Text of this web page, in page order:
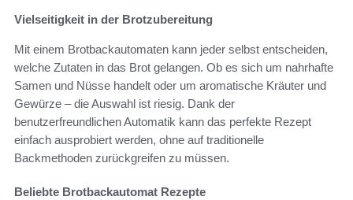
Vielseitigkeit in der Brotzubereitung
Mit einem Brotbackautomaten kann jeder selbst entscheiden,
welche Zutaten in das Brot gelangen. Ob es sich um nahrhafte
Samen und Nüsse handelt oder um aromatische Kräuter und
Gewürze – die Auswahl ist riesig. Dank der
benutzerfreundlichen Automatik kann das perfekte Rezept
einfach ausprobiert werden, ohne auf traditionelle
Backmethoden zurückgreifen zu müssen.
Beliebte Brotbackautomat Rezepte